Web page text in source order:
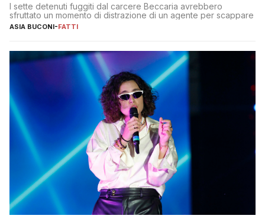
I sette detenuti fuggiti dal carcere Beccaria avrebbero
sfruttato un momento di distrazione di un agente per scappare
ASIA BUCONI-FATTI